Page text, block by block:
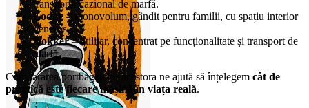
transport ocazional de marfă.
Lodgy– monovolum, gândit pentru familii, cu spațiu interior
generos.
Dokker– utilitar, concentrat pe funcționalitate și transport de
marfă.
Compararea portbagajelor acestora ne ajută să înțelegem cât de
practică este fiecare mașină în viața reală.